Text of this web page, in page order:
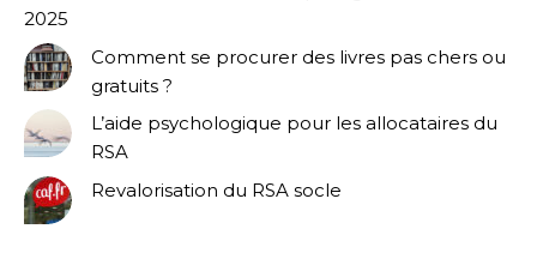
2025
Comment se procurer des livres pas chers ou
gratuits ?
L’aide psychologique pour les allocataires du
RSA
Revalorisation du RSA socle